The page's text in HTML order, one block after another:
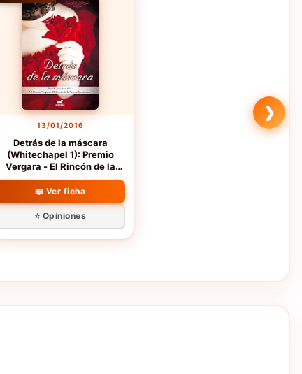
13/01/2016
Detrás de la máscara
(Whitechapel 1): Premio
Vergara - El Rincón de la
Novela Romántica 2016
(Amor y aventura)
📖 Ver ficha
⭐ Opiniones
❯